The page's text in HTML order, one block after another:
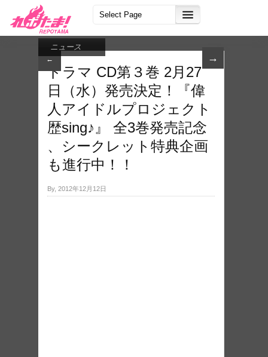
← →
ニュース
ドラマ CD第３巻 2月27
日（水）発売決定！『偉
人アイドルプロジェクト
歴sing♪』 全3巻発売記念
、シークレット特典企画
も進行中！！
By, 2012年12月12日